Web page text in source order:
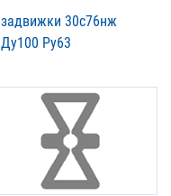
задвижки 30с76нж
Ду100 Ру63